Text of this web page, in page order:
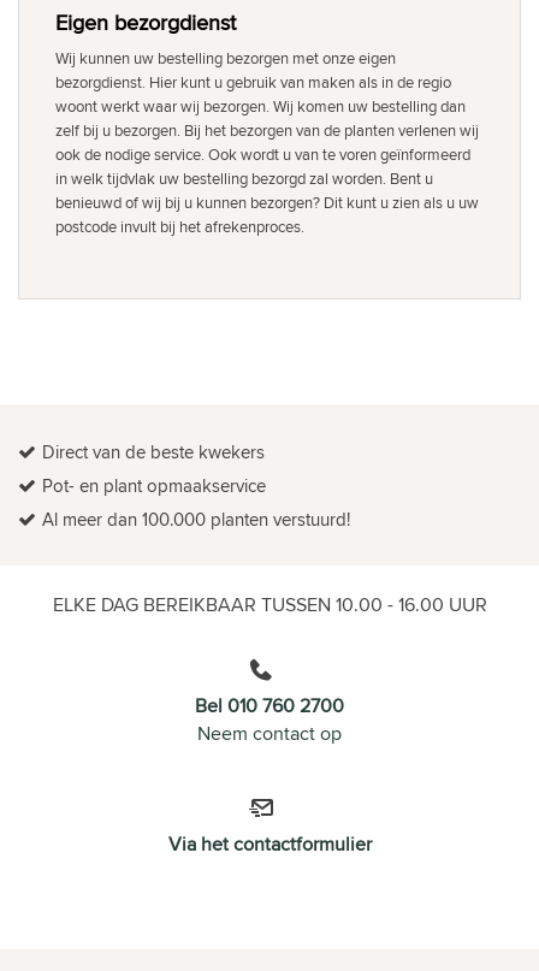
Eigen bezorgdienst
Wij kunnen uw bestelling bezorgen met onze eigen
bezorgdienst. Hier kunt u gebruik van maken als in de regio
woont werkt waar wij bezorgen. Wij komen uw bestelling dan
zelf bij u bezorgen. Bij het bezorgen van de planten verlenen wij
ook de nodige service. Ook wordt u van te voren geïnformeerd
in welk tijdvlak uw bestelling bezorgd zal worden. Bent u
benieuwd of wij bij u kunnen bezorgen? Dit kunt u zien als u uw
postcode invult bij het afrekenproces.
Direct van de beste kwekers
Pot- en plant opmaakservice
Al meer dan 100.000 planten verstuurd!
ELKE DAG BEREIKBAAR TUSSEN 10.00 - 16.00 UUR
Bel 010 760 2700
Neem contact op
Via het contactformulier